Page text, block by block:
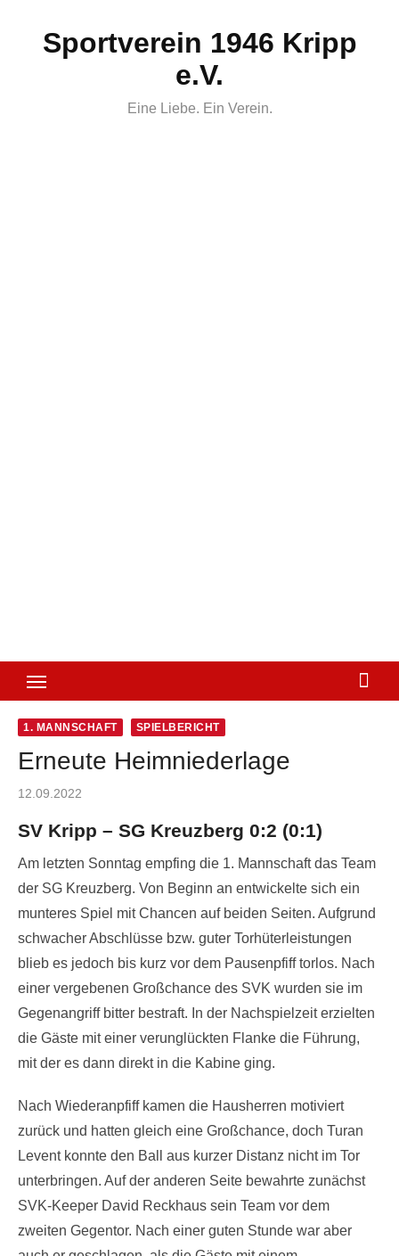
Sportverein 1946 Kripp
e.V.
Eine Liebe. Ein Verein.
1. MANNSCHAFT SPIELBERICHT
Erneute Heimniederlage
Posted
12.09.2022
SV Kripp – SG Kreuzberg 0:2 (0:1)
Am letzten Sonntag empfing die 1. Mannschaft das Team
der SG Kreuzberg. Von Beginn an entwickelte sich ein
munteres Spiel mit Chancen auf beiden Seiten. Aufgrund
schwacher Abschlüsse bzw. guter Torhüterleistungen
blieb es jedoch bis kurz vor dem Pausenpfiff torlos. Nach
einer vergebenen Großchance des SVK wurden sie im
Gegenangriff bitter bestraft. In der Nachspielzeit erzielten
die Gäste mit einer verunglückten Flanke die Führung,
mit der es dann direkt in die Kabine ging.
Nach Wiederanpfiff kamen die Hausherren motiviert
zurück und hatten gleich eine Großchance, doch Turan
Levent konnte den Ball aus kurzer Distanz nicht im Tor
unterbringen. Auf der anderen Seite bewahrte zunächst
SVK-Keeper David Reckhaus sein Team vor dem
zweiten Gegentor. Nach einer guten Stunde war aber